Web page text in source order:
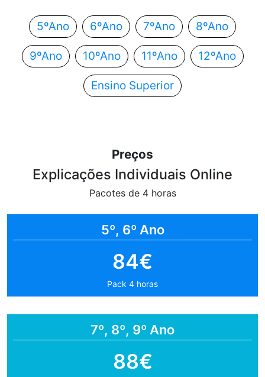
5ºAno 6ºAno 7ºAno 8ºAno
9ºAno 10ºAno 11ºAno 12ºAno
Ensino Superior
Preços
Explicações Individuais Online
Pacotes de 4 horas
5º, 6º Ano
84€
Pack 4 horas
7º, 8º, 9º Ano
88€